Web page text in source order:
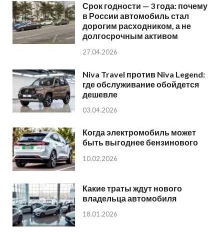
Срок годности — 3 года: почему
в России автомобиль стал
дорогим расходником, а не
долгосрочным активом
27.04.2026
Niva Travel против Niva Legend:
где обслуживание обойдется
дешевле
03.04.2026
Когда электромобиль может
быть выгоднее бензинового
10.02.2026
Какие траты ждут нового
владельца автомобиля
18.01.2026